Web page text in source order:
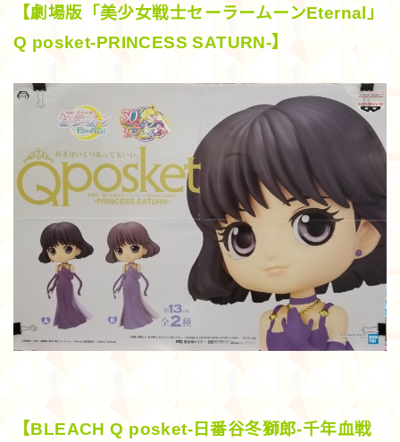
【劇場版「美少女戦士セーラームーンEternal」
Q posket-PRINCESS SATURN-】
【BLEACH Q posket-日番谷冬獅郎-千年血戦